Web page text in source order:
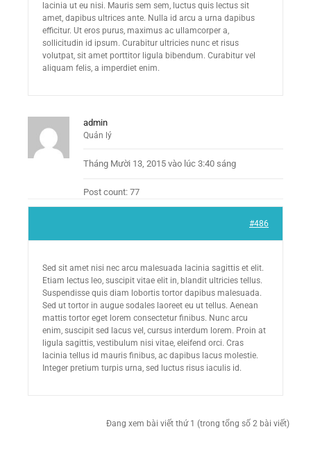
lacinia ut eu nisi. Mauris sem sem, luctus quis lectus sit
amet, dapibus ultrices ante. Nulla id arcu a urna dapibus
efficitur. Ut eros purus, maximus ac ullamcorper a,
sollicitudin id ipsum. Curabitur ultricies nunc et risus
volutpat, sit amet porttitor ligula bibendum. Curabitur vel
aliquam felis, a imperdiet enim.
admin
Quản lý
Tháng Mười 13, 2015 vào lúc 3:40 sáng
Post count: 77
#486
Sed sit amet nisi nec arcu malesuada lacinia sagittis et elit.
Etiam lectus leo, suscipit vitae elit in, blandit ultricies tellus.
Suspendisse quis diam lobortis tortor dapibus malesuada.
Sed ut tortor in augue sodales laoreet eu ut tellus. Aenean
mattis tortor eget lorem consectetur finibus. Nunc arcu
enim, suscipit sed lacus vel, cursus interdum lorem. Proin at
ligula sagittis, vestibulum nisi vitae, eleifend orci. Cras
lacinia tellus id mauris finibus, ac dapibus lacus molestie.
Integer pretium turpis urna, sed luctus risus iaculis id.
Đang xem bài viết thứ 1 (trong tổng số 2 bài viết)